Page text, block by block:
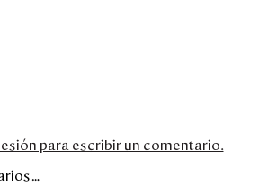
para escribir un comentario.